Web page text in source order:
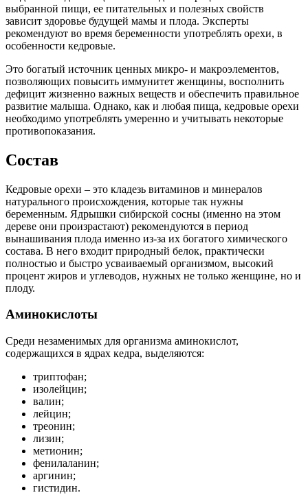
выбранной пищи, ее питательных и полезных свойств
зависит здоровье будущей мамы и плода. Эксперты
рекомендуют во время беременности употреблять орехи, в
особенности кедровые.
Это богатый источник ценных микро- и макроэлементов,
позволяющих повысить иммунитет женщины, восполнить
дефицит жизненно важных веществ и обеспечить правильное
развитие малыша. Однако, как и любая пища, кедровые орехи
необходимо употреблять умеренно и учитывать некоторые
противопоказания.
Состав
Кедровые орехи – это кладезь витаминов и минералов
натурального происхождения, которые так нужны
беременным. Ядрышки сибирской сосны (именно на этом
дереве они произрастают) рекомендуются в период
вынашивания плода именно из-за их богатого химического
состава. В него входит природный белок, практически
полностью и быстро усваиваемый организмом, высокий
процент жиров и углеводов, нужных не только женщине, но и
плоду.
Аминокислоты
Среди незаменимых для организма аминокислот,
содержащихся в ядрах кедра, выделяются:
триптофан;
изолейцин;
валин;
лейцин;
треонин;
лизин;
метионин;
фенилаланин;
аргинин;
гистидин.